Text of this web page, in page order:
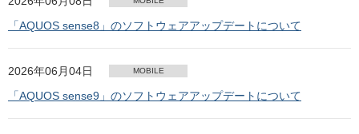
「AQUOS sense8」のソフトウェアアップデートについて
2026年06月04日 MOBILE
「AQUOS sense9」のソフトウェアアップデートについて